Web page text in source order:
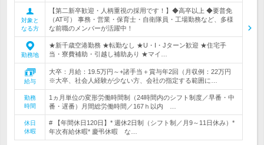
対象と
なる方
【第二新卒歓迎・人柄重視の採用です！】◆高卒以上 ◆要普免
（AT可） 事務・営業・保育士・自衛隊員・工場勤務など、多様
な前職のメンバーが活躍中！
勤務地
★新千歳空港勤務 ★転勤なし ★U・I・Jターン歓迎 ★住宅手
当・寮費補助・引越し補助あり ★マイ…
給与
大卒：月給：19.5万円～+諸手当＋賞与年2回（月収例：22万円
※大卒、社会人経験が少ない方、会社の指定する範囲に…
勤務
時間
1ヵ月単位の変形労働時間制（24時間内のシフト制度／早番・中
番・遅番）月間総労働時間／167ｈ以内 …
休日
休暇
# 【年間休日120日】* 週休2日制（シフト制／月9～11日休み）*
年次有給休暇* 慶弔休暇 な…